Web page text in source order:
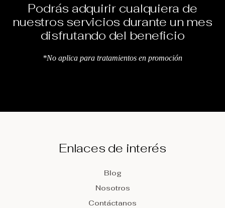
Podrás adquirir cualquiera de
nuestros servicios durante un mes
disfrutando del beneficio
*No aplica para tratamientos en promoción
Enlaces de interés
Blog
Nosotros
Contáctanos